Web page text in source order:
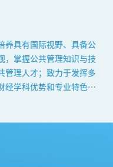
养具有国际视野、具备公
，掌握公共管理知识与技
管理人才；致力于发挥多
经学科优势和专业特色，
会经济迅速发展与全球化